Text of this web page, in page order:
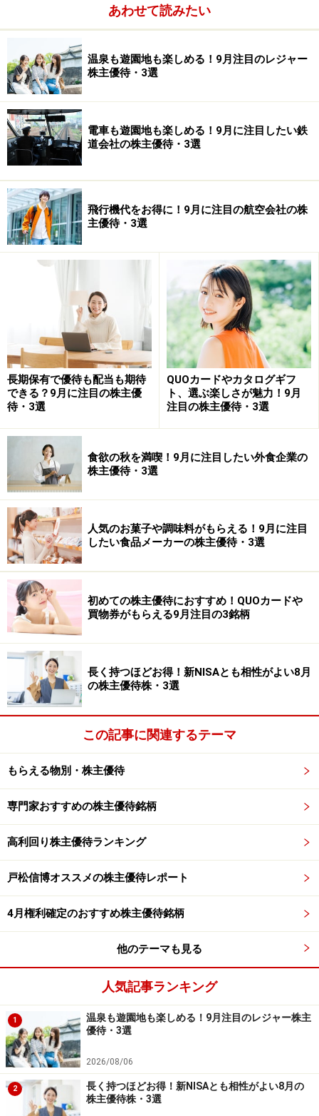
優待がもらえる株数：100株以上
100株以上で1000円相当
1000株以上で3000円相当
■株価の推移
カゴメ 日足チャート(クリックで拡大)
ここ数年間、1500～1900円のレンジ相場となってます。
3月、9月の株主優待の権利確定日にかけて株価が上昇
し、権利落ち後に急落するパターンが続いています。
■注目ポイント
同社の最大の魅力はその商品開発力です。トマトなどを
使って、その時代のニーズに合わせた様々な新商品を開
発しています。
直近の人気商品は、トマト5個をノンオイルでガーリッ
ク、バジルを使って味付けした「かけるトマト」です。
100g当たり36Kcalと低カロリーで、から揚げ、お好み焼
き、ハンバーグなど、様々な食品にかけるだけで簡単ト
マト料理ができあがります。現在では品切れにより販売
中止になっているほどです。
また、海外展開にも積極的で、日本の「食の安全」のブ
ランドを生かせば、今後大きな成長が期待できそうで
す。
じっくりと中・長期投資で保有できる銘柄だと思います
が、株主優待の人気も高く、権利確定日にかけて上昇、
後の安値をじっくり拾う戦略がよさそうです。
＊本サイトで紹介する意見や予測は、筆者個人のもので
あり、所属する証券会社の意見や予測を表わすものでは
ありません。また、紹介する個別銘柄の売買を勧誘・推
奨するものではありません。投資にあたっての最終決定
はご自身の判断でお願いします。
＊正確かつ信頼しうると判断した情報源から入手してお
りますが、その正確性または完全性を保証したものでは
ありません。
あわせて読みたい
温泉も遊園地も楽しめる！9月注目のレジャー
株主優待・3選
電車も遊園地も楽しめる！9月に注目したい鉄
道会社の株主優待・3選
飛行機代をお得に！9月に注目の航空会社の株
主優待・3選
長期保有で優待も配当も期待
できる？9月に注目の株主優
待・3選
QUOカードやカタログギフ
ト、選ぶ楽しさが魅力！9月
注目の株主優待・3選
食欲の秋を満喫！9月に注目したい外食企業の
株主優待・3選
人気のお菓子や調味料がもらえる！9月に注目
したい食品メーカーの株主優待・3選
初めての株主優待におすすめ！QUOカードや
買物券がもらえる9月注目の3銘柄
長く持つほどお得！新NISAとも相性がよい8月
の株主優待株・3選
この記事に関連するテーマ
もらえる物別・株主優待
専門家おすすめの株主優待銘柄
高利回り株主優待ランキング
戸松信博オススメの株主優待レポート
4月権利確定のおすすめ株主優待銘柄
他のテーマも見る
人気記事ランキング
1
温泉も遊園地も楽しめる！9月注目のレジャー株主
優待・3選
2026/08/06
2
長く持つほどお得！新NISAとも相性がよい8月の
株主優待株・3選